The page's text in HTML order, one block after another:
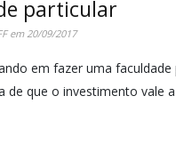
particular
em 20/09/2017
em fazer uma faculdade
de que o investimento vale